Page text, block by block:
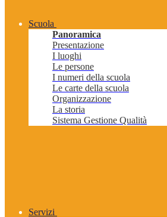
Scuola
Panoramica
Presentazione
I luoghi
Le persone
I numeri della scuola
Le carte della scuola
Organizzazione
La storia
Sistema Gestione Qualità
Servizi